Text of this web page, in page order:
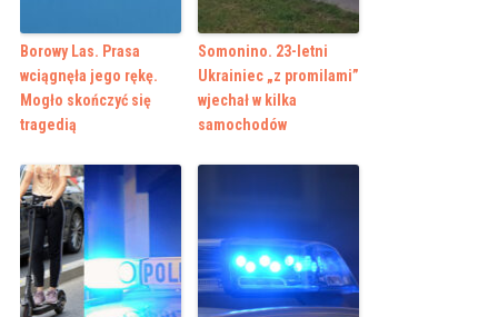
Borowy Las. Prasa
wciągnęła jego rękę.
Mogło skończyć się
tragedią
Somonino. 23-letni
Ukrainiec „z promilami”
wjechał w kilka
samochodów